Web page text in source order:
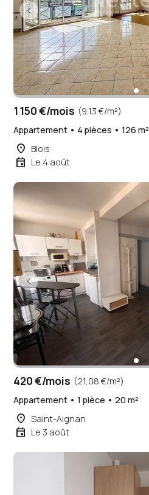
1 150 €/mois (9,13 €/m²)
Appartement • 4 pièces • 126 m²
place Blois
event Le 4 août
420 €/mois (21,08 €/m²)
Appartement • 1 pièce • 20 m²
place Saint-Aignan
event Le 3 août